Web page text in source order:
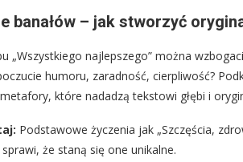
banałów – jak stworzyć
„Wszystkiego najlepszego” można
humoru, zaradność, cierpliwość?
które nadadzą tekstowi głębi i
Podstawowe życzenia jak „Szczęścia,
że staną się one unikalne.